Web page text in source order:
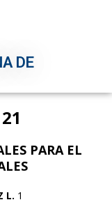
DE
PARA EL
L. 1